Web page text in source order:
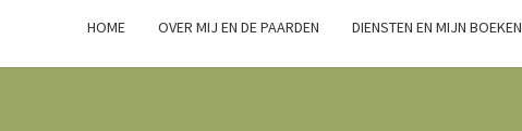
HOME OVER MIJ EN DE PAARDEN DIENSTEN EN MIJN BOEKEN